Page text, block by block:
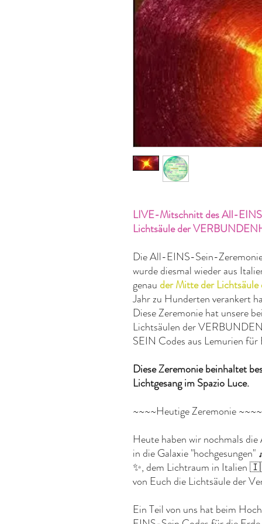
LIVE-Mitschnitt des All-
Lichtsäule der
Die All-EINS-Sein-
wurde diesmal wieder aus
genauder Mitte der
Jahr zu Hunderten verankert
Diese Zeremonie hat unsere
Lichtsäulen der
SEIN Codes aus Lemurien
Diese Zeremonie beinhaltet
Lichtgesang im Spazio Luce.
~~~~Heutige Zeremonie ~~~~
Heute haben wir nochmals
in die Galaxie "hochgesungen"
✨, dem Lichtraum in Italien
von Euch die Lichtsäule der
Ein Teil von uns hat beim